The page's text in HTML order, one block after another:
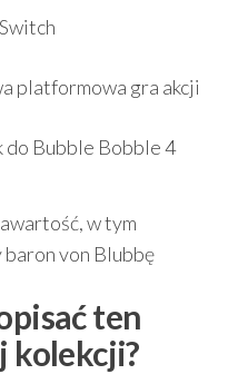
platformowa gra akcji
do Bubble Bobble 4
w tym
von Blubbę
ten
kolekcji?